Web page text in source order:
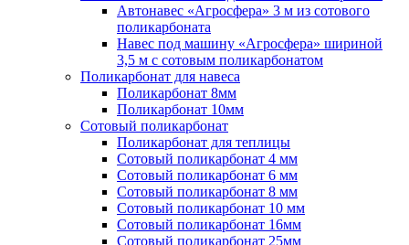
Автонавес «Агросфера» 3 м из сотового
поликарбоната
Навес под машину «Агросфера» шириной
3,5 м с сотовым поликарбонатом
Поликарбонат для навеса
Поликарбонат 8мм
Поликарбонат 10мм
Сотовый поликарбонат
Поликарбонат для теплицы
Сотовый поликарбонат 4 мм
Сотовый поликарбонат 6 мм
Сотовый поликарбонат 8 мм
Сотовый поликарбонат 10 мм
Сотовый поликарбонат 16мм
Сотовый поликарбонат 25мм